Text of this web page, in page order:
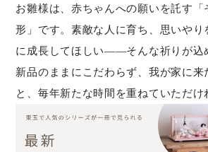
お雛様は、赤ちゃんへの願いを託す「
形」です。素敵な人に育ち、思いやり
に成長してほしい――そんな祈りが込
新品のままにこだわらず、我が家に来
と、毎年新たな時間を重ねていただけ